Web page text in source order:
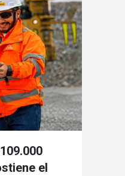
el